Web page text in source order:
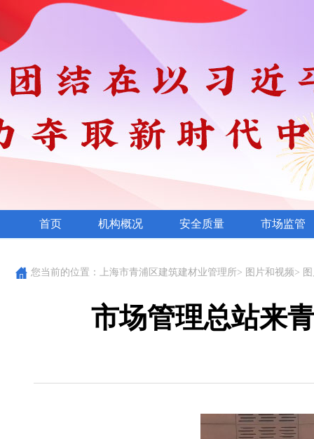
首页 机构概况 安全质量 市场监管
您当前的位置： 上海市青浦区建筑建材业管理所> 图片和视频>
市场管理总站来